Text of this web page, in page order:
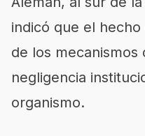
indicó que el
de los
negligencia
organismo.